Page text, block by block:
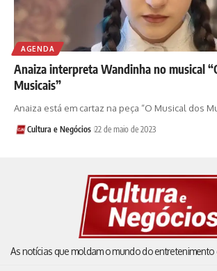
AGENDA
Anaiza interpreta Wandinha no musical
Musicais”
Anaiza está em cartaz na peça “O Musical dos
Cultura e Negócios 22 de maio de 2023
As notícias que moldam o mundo do